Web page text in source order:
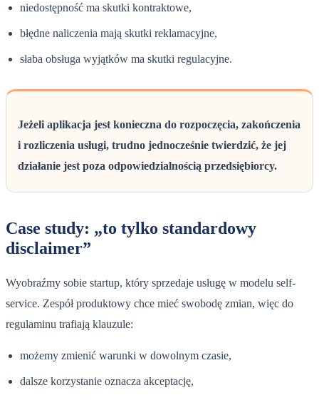
niedostępność ma skutki kontraktowe,
błędne naliczenia mają skutki reklamacyjne,
słaba obsługa wyjątków ma skutki regulacyjne.
Jeżeli aplikacja jest konieczna do rozpoczęcia, zakończenia
i rozliczenia usługi, trudno jednocześnie twierdzić, że jej
działanie jest poza odpowiedzialnością przedsiębiorcy.
Case study: „to tylko standardowy
disclaimer”
Wyobraźmy sobie startup, który sprzedaje usługę w modelu self-
service. Zespół produktowy chce mieć swobodę zmian, więc do
regulaminu trafiają klauzule:
możemy zmienić warunki w dowolnym czasie,
dalsze korzystanie oznacza akceptację,